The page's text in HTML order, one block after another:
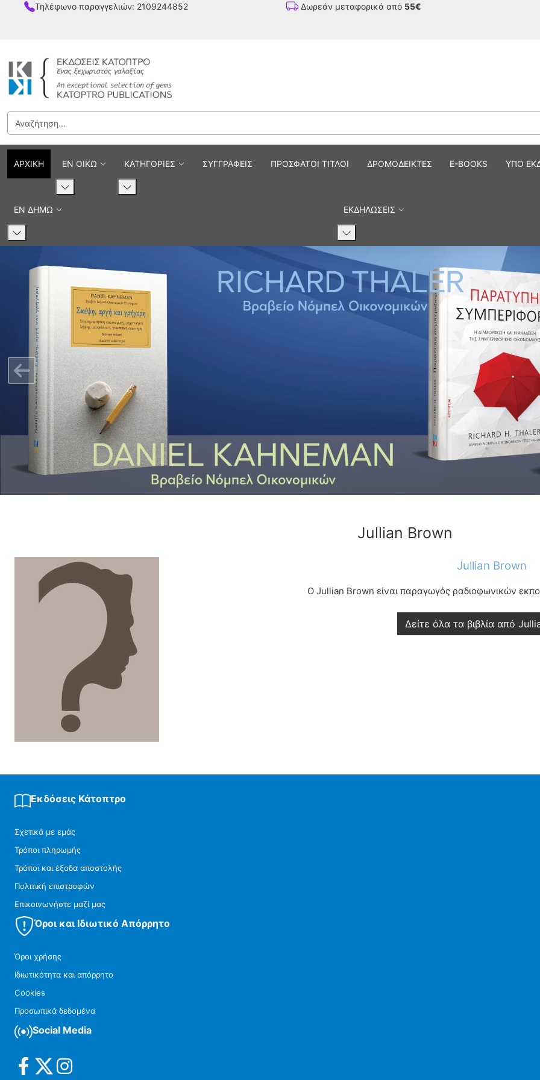
Τηλέφωνο παραγγελιών: 2109244852 Δωρεάν μεταφορικά από 55€
Εκδόσεις Κάτοπτρο - Επιστημονικά Βιβλία και
ΑΡΧΙΚΗ ΕΝ ΟΙΚΩ ΚΑΤΗΓΟΡΙΕΣ ΣΥΓΓΡΑΦΕΙΣ ΠΡΟΣΦΑΤΟΙ ΤΙΤΛΟΙ ΔΡΟΜΟΔΕΙΚΤΕΣ E-BOOKS ΥΠΟ
ΕΝ ΔΗΜΩ ΕΚΔΗΛΩΣΕΙΣ
Previous
Jullian Brown
Jullian Brown
Ο Jullian Brown είναι παραγωγός ραδιοφωνικών
Δείτε όλα τα βιβλία από
Εκδόσεις Κάτοπτρο
Σχετικά με εμάς
Τρόποι πληρωμής
Τρόποι και έξοδα αποστολής
Πολιτική επιστροφών
Επικοινωνήστε μαζί μας
Όροι και Ιδιωτικό Απόρρητο
Όροι χρήσης
Ιδιωτικότητα και απόρρητο
Cookies
Προσωπικά δεδομένα
Social Media